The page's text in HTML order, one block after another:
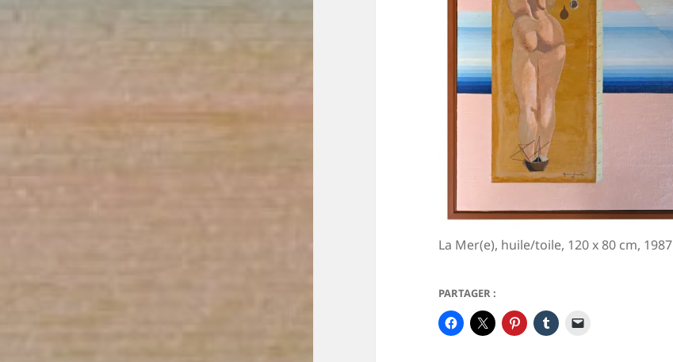
La Mer(e), huile/toile, 120 x 80 cm, 1987
PARTAGER :